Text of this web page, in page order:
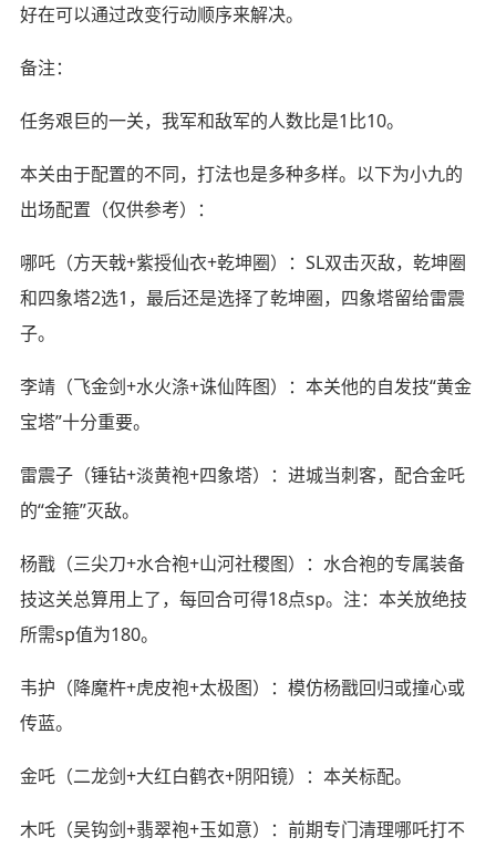
好在可以通过改变行动顺序来解决。
备注：
任务艰巨的一关，我军和敌军的人数比是1比10。
本关由于配置的不同，打法也是多种多样。以下为小九的
出场配置（仅供参考）：
哪吒（方天戟+紫授仙衣+乾坤圈）：SL双击灭敌，乾坤圈
和四象塔2选1，最后还是选择了乾坤圈，四象塔留给雷震
子。
李靖（飞金剑+水火涤+诛仙阵图）：本关他的自发技“黄金
宝塔”十分重要。
雷震子（锤钻+淡黄袍+四象塔）：进城当刺客，配合金吒
的“金箍”灭敌。
杨戬（三尖刀+水合袍+山河社稷图）：水合袍的专属装备
技这关总算用上了，每回合可得18点sp。注：本关放绝技
所需sp值为180。
韦护（降魔杵+虎皮袍+太极图）：模仿杨戬回归或撞心或
传蓝。
金吒（二龙剑+大红白鹤衣+阴阳镜）：本关标配。
木吒（吴钩剑+翡翠袍+玉如意）：前期专门清理哪吒打不